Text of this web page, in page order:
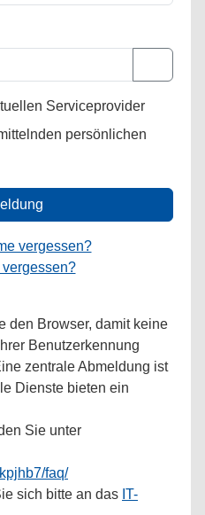
Serviceprovider
persönlichen
vergessen?
den Browser, damit keine
Benutzerkennung
zentrale Abmeldung ist
Dienste bieten ein
Sie unter
faq/
sich bitte an das IT-